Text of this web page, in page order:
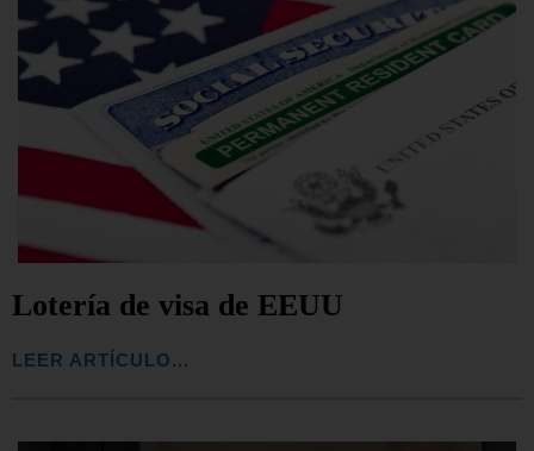
Lotería de visa de EEUU
LEER ARTÍCULO...